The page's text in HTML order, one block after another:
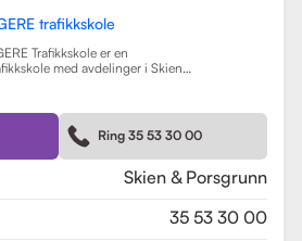
trafikkskole
Trafikkskole er en
med avdelinger i Skien
fra moped til buss
lastebil. Skolen har som mål å gi
de nødvendige ferdighetene
holdningene for å bli trygge og
sjåfører, med et fokus
nullvisjonen om ingen drepte
Ring 35 53 30 00
Skien & Porsgrunn
35 53 30 00